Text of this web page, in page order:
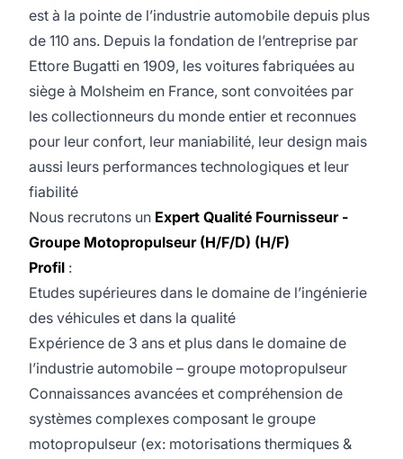
est à la pointe de l’industrie automobile depuis plus
de 110 ans. Depuis la fondation de l’entreprise par
Ettore Bugatti en 1909, les voitures fabriquées au
siège à Molsheim en France, sont convoitées par
les collectionneurs du monde entier et reconnues
pour leur confort, leur maniabilité, leur design mais
aussi leurs performances technologiques et leur
fiabilité
Nous recrutons un Expert Qualité Fournisseur -
Groupe Motopropulseur (H/F/D) (H/F)
Profil :
Etudes supérieures dans le domaine de l’ingénierie
des véhicules et dans la qualité
Expérience de 3 ans et plus dans le domaine de
l’industrie automobile – groupe motopropulseur
Connaissances avancées et compréhension de
systèmes complexes composant le groupe
motopropulseur (ex: motorisations thermiques &